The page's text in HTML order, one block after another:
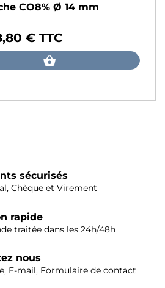
Scie Cloche CO8%
Prix
-
sécurisés
Chèque et Virement
rapide
traitée dans les 24h/48h
nous
E-mail, Formulaire de contact